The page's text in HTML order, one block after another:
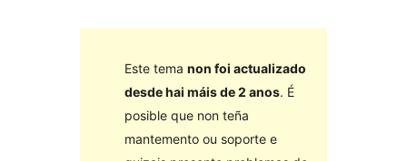
Este tema non foi actualizado
desde hai máis de 2 anos. É
posible que non teña
mantemento ou soporte e